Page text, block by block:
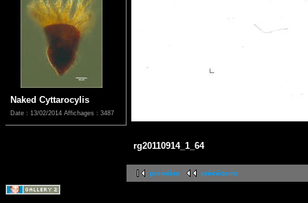
Naked Cyttarocylis
Date : 13/02/2014 Affichages : 3487
rg20110914_1_64
première précédente